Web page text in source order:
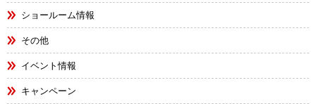
ショールーム情報
その他
イベント情報
キャンペーン